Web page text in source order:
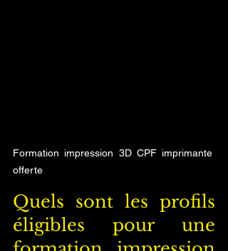
Formation impression 3D CPF imprimante
offerte
Quels sont les profils
éligibles pour une